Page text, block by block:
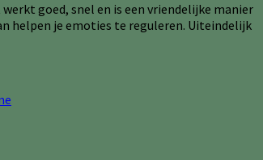
goed, snel en is een vriendelijke manier
helpen je emoties te reguleren. Uiteindelijk